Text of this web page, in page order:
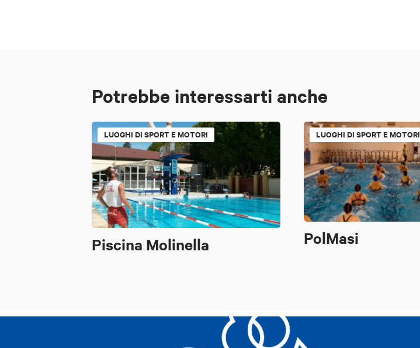
Potrebbe interessarti anche
LUOGHI DI SPORT E MOTORI
Piscina Molinella
LUOGHI DI SPORT E MOTORI
PolMasi